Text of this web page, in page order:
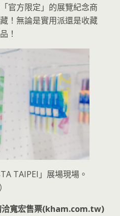
官方限定」的展覽紀念商
！無論是實用派還是收藏
！
TAIPEI」展場現場。
洽寬宏售票(kham.com.tw)